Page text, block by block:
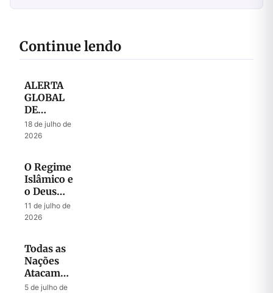
Continue lendo
ALERTA
GLOBAL
DE
ORAÇÃO
– Julho
18 de julho de
2026
O Regime
Islâmico e
o Deus
que
Liberta
11 de julho de
2026
Todas as
Nações
Atacam
Jerusalém
5 de julho de